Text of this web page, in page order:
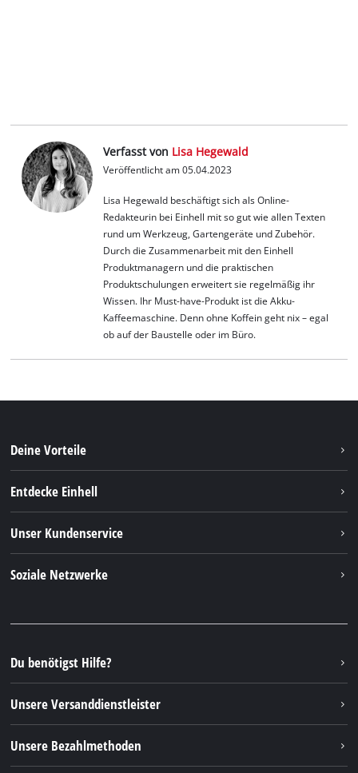
Verfasst von Lisa Hegewald
Veröffentlicht am 05.04.2023
Lisa Hegewald beschäftigt sich als Online-
Redakteurin bei Einhell mit so gut wie allen Texten
rund um Werkzeug, Gartengeräte und Zubehör.
Durch die Zusammenarbeit mit den Einhell
Produktmanagern und die praktischen
Produktschulungen erweitert sie regelmäßig ihr
Wissen. Ihr Must-have-Produkt ist die Akku-
Kaffeemaschine. Denn ohne Koffein geht nix – egal
ob auf der Baustelle oder im Büro.
Deine Vorteile
Entdecke Einhell
Nachhaltigkeit
Unser Kundenservice
FAQs
Rücksendungen / Widerruf
Verpackungsrichtlinien
Hinweise zur Batterieentsorgung
Soziale Netzwerke
Instagram
TikTok
Pinterest
Linkedin
Du benötigst Hilfe?
Unsere Versanddienstleister
Unsere Bezahlmethoden